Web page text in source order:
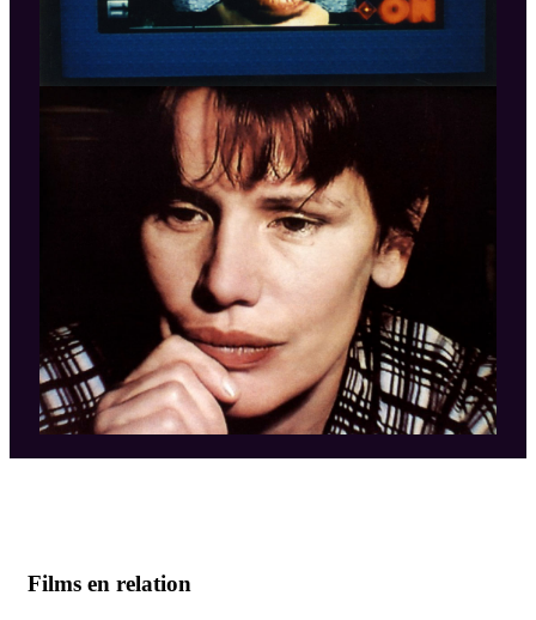
Films en relation